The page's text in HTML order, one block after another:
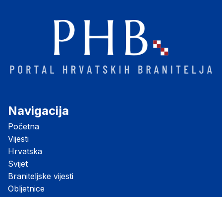
Navigacija
Početna
Vijesti
Hrvatska
Svijet
Braniteljske vijesti
Obljetnice